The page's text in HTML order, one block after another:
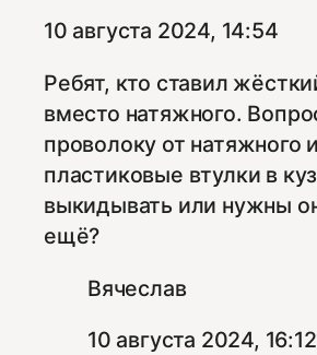
10 августа 2024, 14:54
Ребят, кто ставил
вместо натяжного.
проволоку от натяжного и
пластиковые втулки в
выкидывать или нужны
ещё?
Вячеслав
10 августа 2024, 16:12